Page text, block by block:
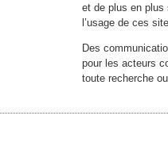
et de plus en plus
l’usage de ces
Des
pour les acteurs
toute recherche